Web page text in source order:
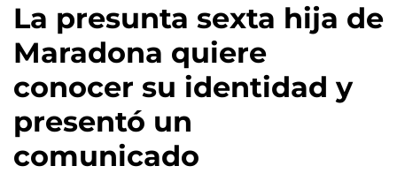
La presunta sexta hija de
Maradona quiere
conocer su identidad y
presentó un
comunicado